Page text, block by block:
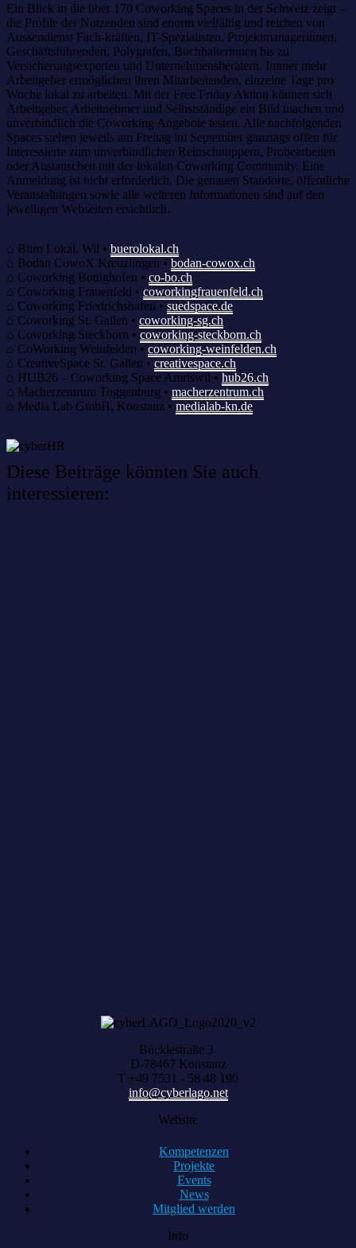
Ein Blick in die über 170 Coworking Spaces in der Schweiz zeigt –
die Profile der Nutzenden sind enorm vielfältig und reichen von
Aussendienst Fach-kräften, IT-Spezialisten, Projektmanagerinnen,
Geschäftsführenden, Polygrafen, Buchhalterinnen bis zu
Versicherungsexperten und Unternehmensberatern. Immer mehr
Arbeitgeber ermöglichen ihren Mitarbeitenden, einzelne Tage pro
Woche lokal zu arbeiten. Mit der Free Friday Aktion können sich
Arbeitgeber, Arbeitnehmer und Selbstständige ein Bild machen und
unverbindlich die Coworking Angebote testen. Alle nachfolgenden
Spaces stehen jeweils am Freitag im September ganztags offen für
Interessierte zum unverbindlichen Reinschnuppern, Probearbeiten
oder Austauschen mit der lokalen Coworking Community. Eine
Anmeldung ist nicht erforderlich. Die genauen Standorte, öffentliche
Veranstaltungen sowie alle weiteren Informationen sind auf den
jeweiligen Webseiten ersichtlich.
⌂ Büro Lokal, Wil • buerolokal.ch
⌂ Bodan CowoX Kreuzlingen • bodan-cowox.ch
⌂ Coworking Bottighofen • co-bo.ch
⌂ Coworking Frauenfeld • coworkingfrauenfeld.ch
⌂ Coworking Friedrichshafen • suedspace.de
⌂ Coworking St. Gallen • coworking-sg.ch
⌂ Coworking Steckborn • coworking-steckborn.ch
⌂ CoWorking Weinfelden • coworking-weinfelden.ch
⌂ CreativeSpace St. Gallen • creativespace.ch
⌂ HUB26 – Coworking Space Amriswil • hub26.ch
⌂ Macherzentrum Toggenburg • macherzentrum.ch
⌂ Media Lab GmbH, Konstanz • medialab-kn.de
Diese Beiträge könnten Sie auch
interessieren:
Bücklestraße 3
D-78467 Konstanz
T +49 7531 - 58 48 190
info@cyberlago.net
Website
Kompetenzen
Projekte
Events
News
Mitglied werden
Info